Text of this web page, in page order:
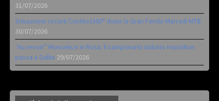
31/07/2026
Situazione circuiti Contest360° dopo la Gran Fondo Marradi MTB
30/07/2026
“Au revoir” Monselice in Rosa. Il campionato italiano marathon
passa a Gallio 29/07/2026